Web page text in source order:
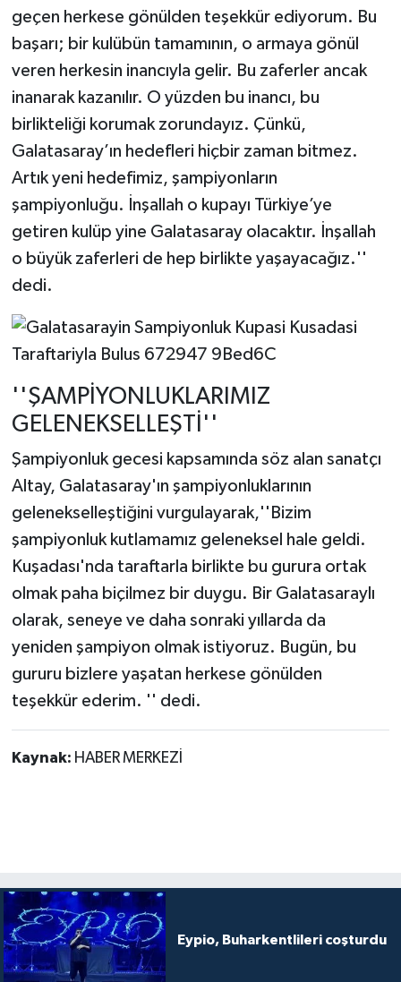
geçen herkese gönülden teşekkür ediyorum. Bu
başarı; bir kulübün tamamının, o armaya gönül
veren herkesin inancıyla gelir. Bu zaferler ancak
inanarak kazanılır. O yüzden bu inancı, bu
birlikteliği korumak zorundayız. Çünkü,
Galatasaray’ın hedefleri hiçbir zaman bitmez.
Artık yeni hedefimiz, şampiyonların
şampiyonluğu. İnşallah o kupayı Türkiye’ye
getiren kulüp yine Galatasaray olacaktır. İnşallah
o büyük zaferleri de hep birlikte yaşayacağız.''
dedi.
''ŞAMPİYONLUKLARIMIZ
GELENEKSELLEŞTİ''
Şampiyonluk gecesi kapsamında söz alan sanatçı
Altay, Galatasaray'ın şampiyonluklarının
gelenekselleştiğini vurgulayarak,''Bizim
şampiyonluk kutlamamız geleneksel hale geldi.
Kuşadası'nda taraftarla birlikte bu gurura ortak
olmak paha biçilmez bir duygu. Bir Galatasaraylı
olarak, seneye ve daha sonraki yıllarda da
yeniden şampiyon olmak istiyoruz. Bugün, bu
gururu bizlere yaşatan herkese gönülden
teşekkür ederim. '' dedi.
Kaynak: HABER MERKEZİ
Eypio, Buharkentlileri coşturdu